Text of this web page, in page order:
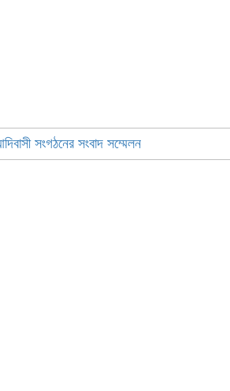
সংগঠনের সংবাদ সম্মেলন